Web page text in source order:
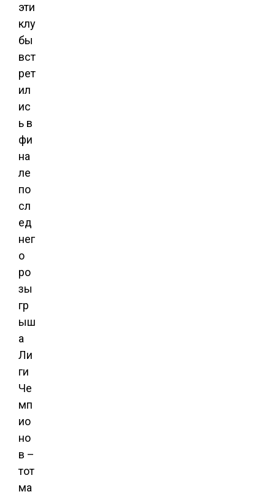
эти
клу
бы
вст
рет
ил
ис
ь в
фи
на
ле
по
сл
ед
нег
о
ро
зы
гр
ыш
а
Ли
ги
Че
мп
ио
но
в –
тот
ма